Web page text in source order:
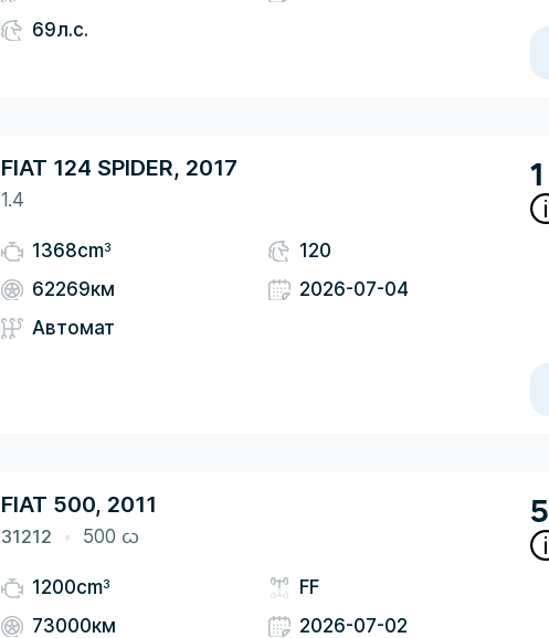
69л.с.
FIAT 124 SPIDER, 2017
1.4
1368cm3
62269км
Автомат
120
2026-07-04
FIAT 500, 2011
31212 500 ᦍ
1200cm3
73000км
FF
2026-07-02